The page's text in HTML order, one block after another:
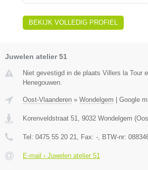
BEKIJK VOLLEDIG PROFIEL
Juwelen atelier 51
Niet gevestigd in de plaats Villers la Tour
Henegouwen.
Oost-Vlaanderen » Wondelgem Google
Korenveldstraat 51, 9032 Wondelgem (
Tel: 0475 55 20 21, Fax: -, BTW-nr:
E-mail › Juwelen atelier 51